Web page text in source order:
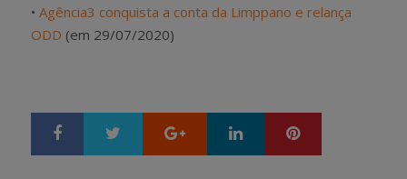
• Agência3 conquista a conta da Limppano e relança
ODD (em 29/07/2020)
Google+ LinkedIn